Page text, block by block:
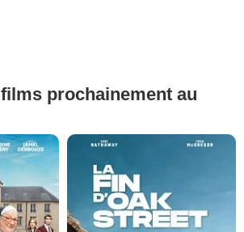
prochainement au